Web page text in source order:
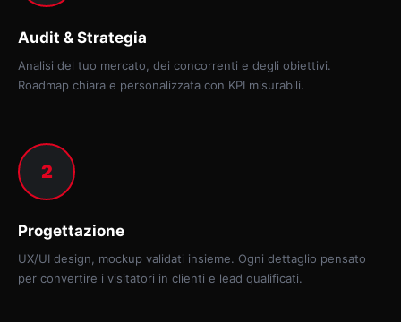
Audit & Strategia
Analisi del tuo mercato, dei concorrenti e degli obiettivi.
Roadmap chiara e personalizzata con KPI misurabili.
2
Progettazione
UX/UI design, mockup validati insieme. Ogni dettaglio pensato
per convertire i visitatori in clienti e lead qualificati.